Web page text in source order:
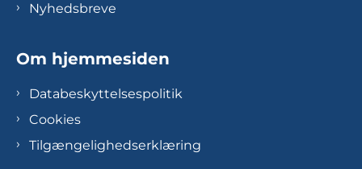
Nyhedsbreve
Om hjemmesiden
Databeskyttelsespolitik
Cookies
Tilgængelighedserklæring